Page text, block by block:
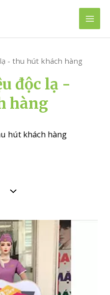
Main
- thu hút khách hàng
độc lạ -
hàng
hút khách hàng